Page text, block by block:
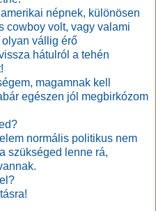
népnek, különösen
cowboy volt, vagy valami
vállig érő
hátulról a tehén
magamnak kell
egészen jól megbirkózom
normális politikus nem
szükséged lenne rá,